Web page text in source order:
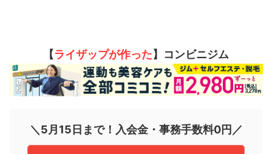
【ライザップが作った】コンビニジム
＼5月15日まで！入会金・事務手数料0円／